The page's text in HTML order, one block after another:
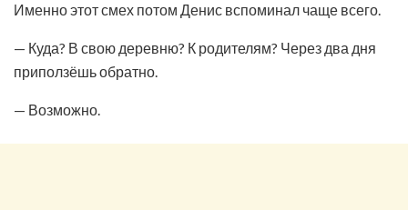
Именно этот смех потом Денис вспоминал чаще всего.
— Куда? В свою деревню? К родителям? Через два дня
приползёшь обратно.
— Возможно.